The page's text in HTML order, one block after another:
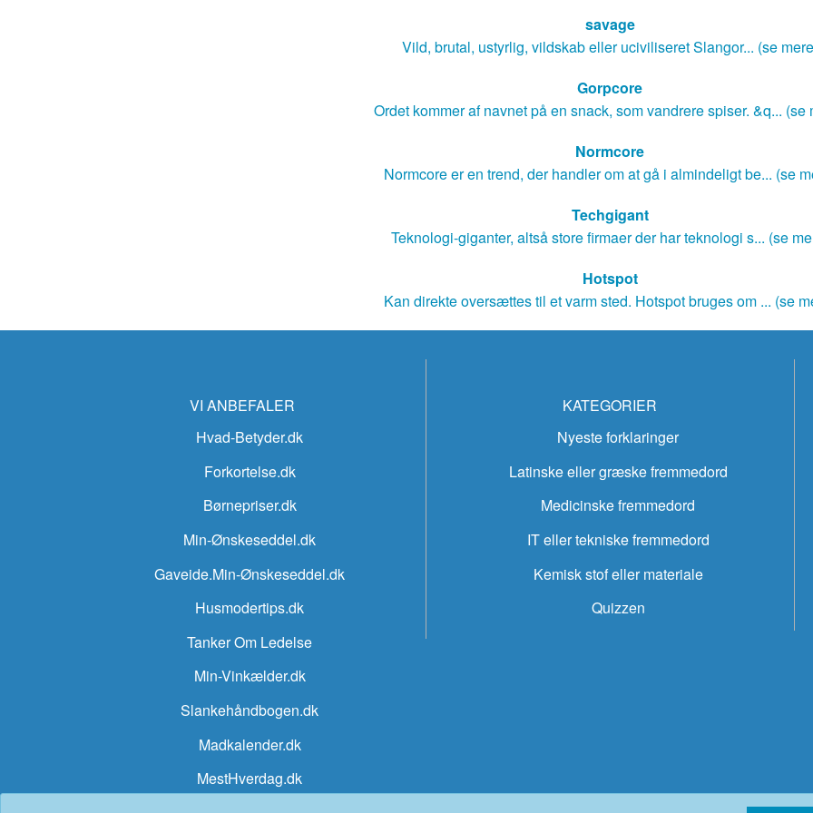
savage
Vild, brutal, ustyrlig, vildskab eller uciviliseret Slangor... (se
Gorpcore
Ordet kommer af navnet på en snack, som vandrere spiser. &q... (se
Normcore
Normcore er en trend, der handler om at gå i almindeligt be... (se
Techgigant
Teknologi-giganter, altså store firmaer der har teknologi s... (se
Hotspot
Kan direkte oversættes til et varm sted. Hotspot bruges om ... (se
VI ANBEFALER
Hvad-Betyder.dk
Forkortelse.dk
Børnepriser.dk
Min-Ønskeseddel.dk
Gaveide.Min-Ønskeseddel.dk
Husmodertips.dk
Tanker Om Ledelse
Min-Vinkælder.dk
Slankehåndbogen.dk
Madkalender.dk
MestHverdag.dk
KATEGORIER
Nyeste forklaringer
Latinske eller græske fremmedord
Medicinske fremmedord
IT eller tekniske fremmedord
Kemisk stof eller materiale
Quizzen